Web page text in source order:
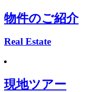
物件のご紹介
Real Estate
現地ツアー